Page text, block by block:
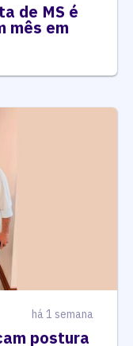
de MS é
mês em
há 1 semana
postura